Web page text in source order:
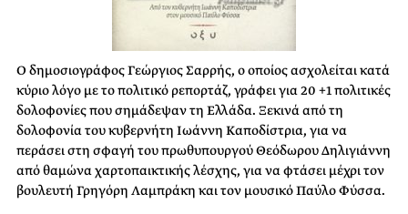
Ο δημοσιογράφος Γεώργιος Σαρρής, ο οποίος ασχολείται κατά
κύριο λόγο με το πολιτικό ρεπορτάζ, γράφει για 20 +1 πολιτικές
δολοφονίες που σημάδεψαν τη Ελλάδα. Ξεκινά από τη
δολοφονία του κυβερνήτη Ιωάννη Καποδίστρια, για να
περάσει στη σφαγή του πρωθυπουργού Θεόδωρου Δηλιγιάννη
από θαμώνα χαρτοπαικτικής λέσχης, για να φτάσει μέχρι τον
βουλευτή Γρηγόρη Λαμπράκη και τον μουσικό Παύλο Φύσσα.